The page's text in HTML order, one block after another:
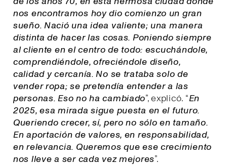
nos encontramos hoy dio comienzo un gran
sueño. Nació una idea valiente; una manera
distinta de hacer las cosas. Poniendo siempre
al cliente en el centro de todo: escuchándole,
comprendiéndole, ofreciéndole diseño,
calidad y cercanía. No se trataba solo de
vender ropa; se pretendía entender a las
personas. Eso no ha cambiado”, explicó. “En
2025, esa mirada sigue puesta en el futuro.
Queriendo crecer, sí, pero no sólo en tamaño.
En aportación de valores, en responsabilidad,
en relevancia. Queremos que ese crecimiento
nos lleve a ser cada vez mejores”.